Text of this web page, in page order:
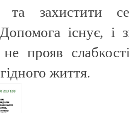
та захистити
існує, і
прояв
життя.